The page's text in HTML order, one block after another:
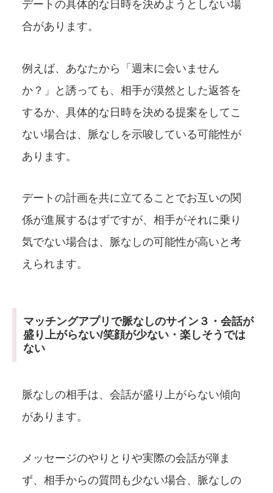
デートの具体的な日時を決めようとしない場
合があります。
例えば、あなたから「週末に会いません
か？」と誘っても、相手が漠然とした返答を
するか、具体的な日時を決める提案をしてこ
ない場合は、脈なしを示唆している可能性が
あります。
デートの計画を共に立てることでお互いの関
係が進展するはずですが、相手がそれに乗り
気でない場合は、脈なしの可能性が高いと考
えられます。
マッチングアプリで脈なしのサイン３・会話が
盛り上がらない/笑顔が少ない・楽しそうでは
ない
脈なしの相手は、会話が盛り上がらない傾向
があります。
メッセージのやりとりや実際の会話が弾ま
ず、相手からの質問も少ない場合、脈なしの